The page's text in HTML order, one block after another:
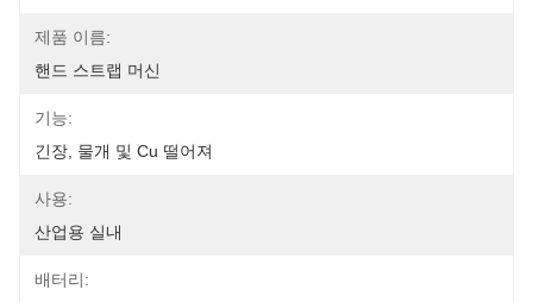
제품 이름:
핸드 스트랩 머신
기능:
긴장, 물개 및 Cu 떨어져
사용:
산업용 실내
배터리: